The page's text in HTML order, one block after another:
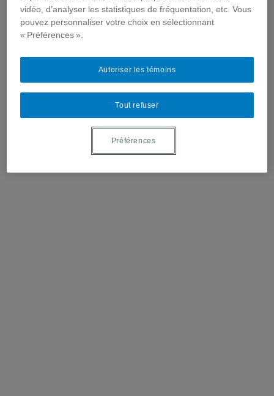
sa présentation visuelle.
vidéo, d’analyser les statistiques de fréquentation, etc. Vous
pouvez personnaliser votre choix en sélectionnant
« Préférences ».
Tout refuser
Autoriser les témoins
Préférences